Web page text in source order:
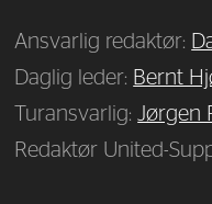
Ansvarlig redaktør:
Daglig leder: Bernt
Turansvarlig:Jørgen
Redaktør United-